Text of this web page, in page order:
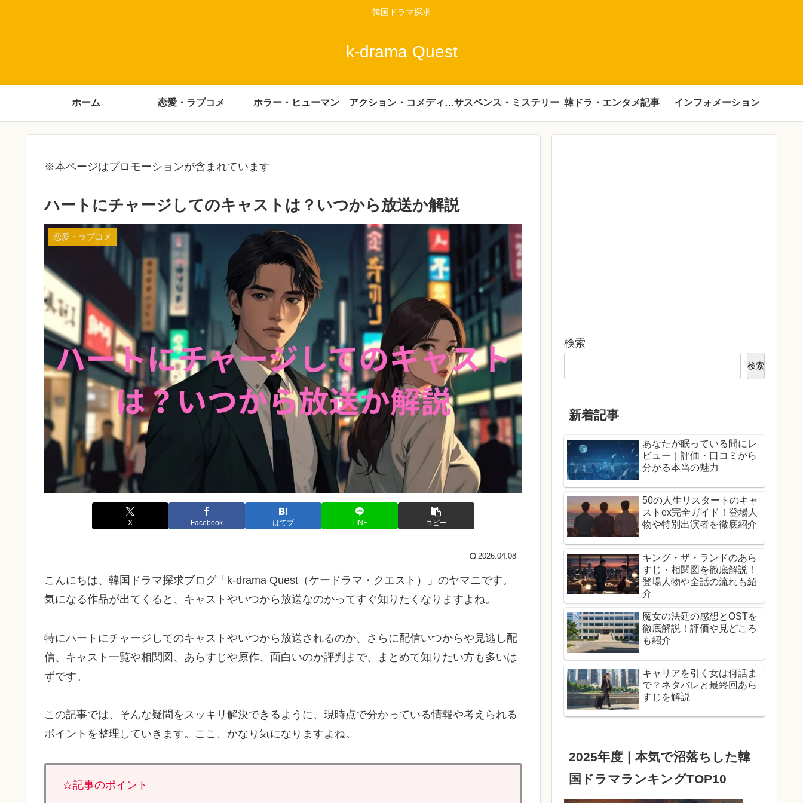
韓国ドラマ探求
k-drama Quest
ホーム 恋愛・ラブコメ ホラー・ヒューマン アクション・コメディー・時代劇サスペンス・ミステリー 韓ドラ・エンタメ記事 インフォメーション
※本ページはプロモーションが含まれています
ハートにチャージしてのキャストは？いつから放送か解説
恋愛・ラブコメ
X Facebook はてブ LINE コピー
2026.04.08
こんにちは、韓国ドラマ探求ブログ「k-drama Quest（ケードラマ・クエスト）」のヤマニです。
気になる作品が出てくると、キャストやいつから放送なのかってすぐ知りたくなりますよね。
特にハートにチャージしてのキャストやいつから放送されるのか、さらに配信いつからや見逃し配
信、キャスト一覧や相関図、あらすじや原作、面白いのか評判まで、まとめて知りたい方も多いは
ずです。
この記事では、そんな疑問をスッキリ解決できるように、現時点で分かっている情報や考えられる
ポイントを整理していきます。ここ、かなり気になりますよね。
☆記事のポイント
検索
検索
新着記事
あなたが眠っている間にレ
ビュー｜評価・口コミから
分かる本当の魅力
50の人生リスタートのキャ
ストex完全ガイド！登場人
物や特別出演者を徹底紹介
キング・ザ・ランドのあら
すじ・相関図を徹底解説！
登場人物や全話の流れも紹
介
魔女の法廷の感想とOSTを
徹底解説！評価や見どころ
も紹介
キャリアを引く女は何話ま
で？ネタバレと最終回あら
すじを解説
2025年度｜本気で沼落ちした韓
国ドラマランキングTOP10